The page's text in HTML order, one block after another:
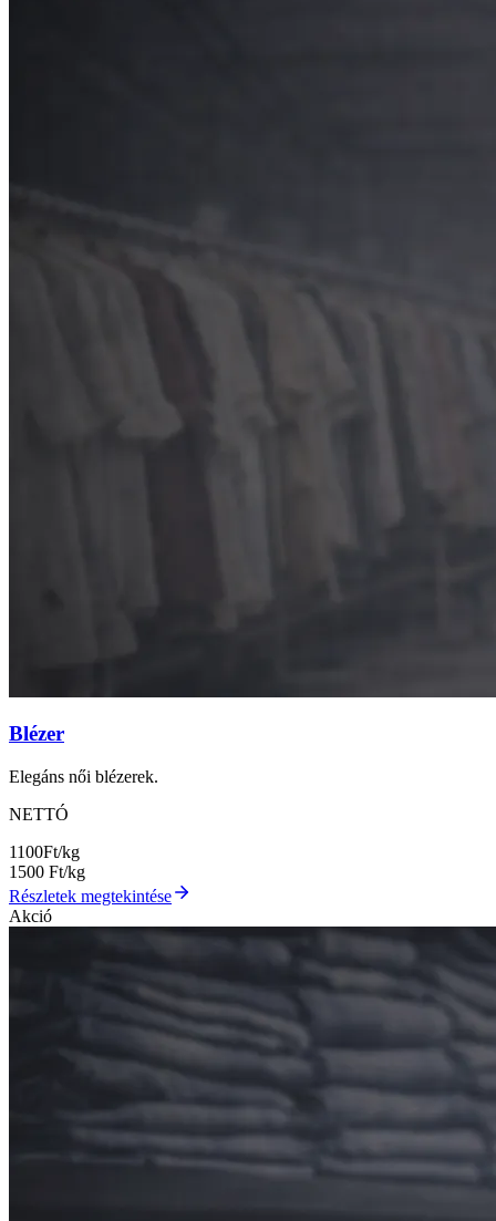
Blézer
Elegáns női blézerek.
NETTÓ
1100Ft/kg
1500 Ft/kg
Részletek megtekintése
Akció